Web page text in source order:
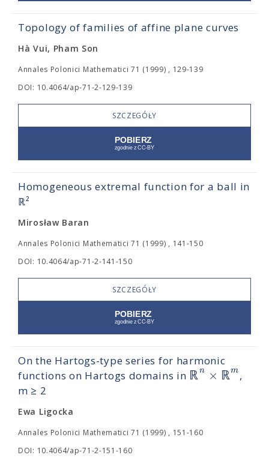
Topology of families of affine plane curves
Hà Vui, Pham Son
Annales Polonici Mathematici 71 (1999) , 129-139
DOI: 10.4064/ap-71-2-129-139
SZCZEGÓŁY
Homogeneous extremal function for a ball in
ℝ²
Mirosław Baran
Annales Polonici Mathematici 71 (1999) , 141-150
DOI: 10.4064/ap-71-2-141-150
SZCZEGÓŁY
On the Hartogs-type series for harmonic
functions on Hartogs domains in ℝn × ℝm,
m ≥ 2
Ewa Ligocka
Annales Polonici Mathematici 71 (1999) , 151-160
DOI: 10.4064/ap-71-2-151-160